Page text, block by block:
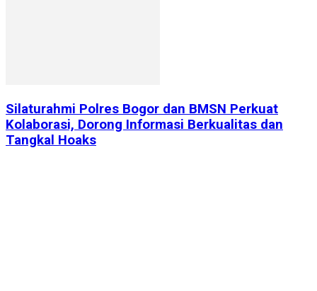
Silaturahmi Polres Bogor dan BMSN Perkuat
Kolaborasi, Dorong Informasi Berkualitas dan
Tangkal Hoaks